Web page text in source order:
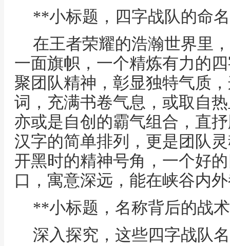
**小标题，四字战队的命
在王者荣耀的浩瀚世界里
一面旗帜，一个精炼有力的
聚团队精神，彰显独特气质
词，充满书卷气息，或取自
亦或是自创的霸气组合，直
汉字的简单排列，更是团队
开黑时的精神号角，一个好
口，寓意深远，能在峡谷内
**小标题，名称背后的战
深入探究，这些四字战队